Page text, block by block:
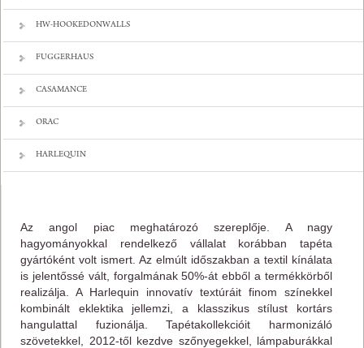
HW-HOOKEDONWALLS
FUGGERHAUS
CASAMANCE
ORAC
HARLEQUIN
Az angol piac meghatározó szereplője. A nagy
hagyományokkal rendelkező vállalat korábban tapéta
gyártóként volt ismert. Az elmúlt időszakban a textil kínálata
is jelentőssé vált, forgalmának 50%-át ebből a termékkörből
realizálja. A Harlequin innovatív textúráit finom színekkel
kombinált eklektika jellemzi, a klasszikus stílust kortárs
hangulattal fuzionálja. Tapétakollekcióit harmonizáló
szövetekkel, 2012-től kezdve szőnyegekkel, lámpaburákkal